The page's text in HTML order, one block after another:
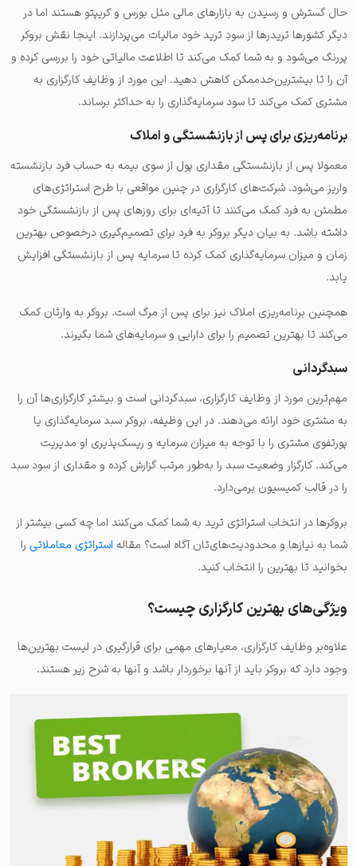
حال گسترش و رسیدن به بازارهای مالی مثل بورس و کریپتو هستند اما در
دیگر کشورها تریدرها از سودِ ترید خود مالیات می‌پردازند. اینجا نقش بروکر
پررنگ می‌شود و به شما کمک می‌کند تا اطلاعت مالیاتی خود را بررسی کرده و
آن را تا بیشترین‌حدممکن کاهش دهید. این مورد از وظایف کارگزاری به
مشتری کمک می‌کند تا سود سرمایه‌گذاری را به حداکثر برساند.
برنامه‌ریزی برای پس از بازنشستگی و املاک
معمولا پس از بازنشستگی مقداری پول از سوی بیمه به حساب فرد بازنشسته
واریز می‌شود. شرکت‌های کارگزاری در چنین مواقعی با طرح استراتژی‌های
مطمئن به فرد کمک می‌کنند تا آتیه‌‌‌ای برای روزهای پس از بازنشستگی خود
داشته باشد. به بیان دیگر بروکر به فرد برای تصمیم‌گیری درخصوص بهترین
زمان و میزان سرمایه‌گذاری کمک کرده تا سرمایه پس از بازنشستگی افزایش
یابد.
همچنین برنامه‌ریزی املاک نیز برای پس از مرگ است. بروکر به وارثان کمک
می‌کند تا بهترین تصمیم را برای دارایی‌ و سرمایه‌های شما بگیرند.
سبدگردانی
مهم‌ترین مورد از وظایف کارگزاری، سبدگردانی است و بیشتر کارگزاری‌ها آن را
به مشتری خود ارائه می‌دهند. در این وظیفه، بروکر سبد سرمایه‌گذاری یا
پورتفوی مشتری را با توجه به میزان سرمایه و ریسک‌پذیری او مدیریت
می‌کند. کارگزار وضعیت سبد را به‌طور مرتب گزارش کرده و مقداری از سود سبد
را در قالب کمیسیون برمی‌دارد.
بروکرها در انتخاب استراتژی ترید به شما کمک می‌کنند اما چه کسی بیشتر از
شما به نیازها و محدودیت‌های‌تان آگاه است؟ مقاله استراتژی معاملاتی را
بخوانید تا بهترین را انتخاب کنید.
ویژگی‌های بهترین کارگزاری چیست؟
علاوه‌بر وظایف کارگزاری‌، معیارهای مهمی برای قرارگیری در لیست بهترین‌ها
وجود دارد که بروکر باید از آنها برخوردار باشد و آنها به شرح زیر هستند.